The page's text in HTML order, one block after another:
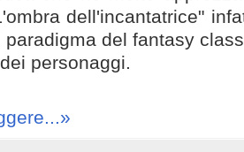
dell'incantatrice"
paradigma del fantasy
personaggi.